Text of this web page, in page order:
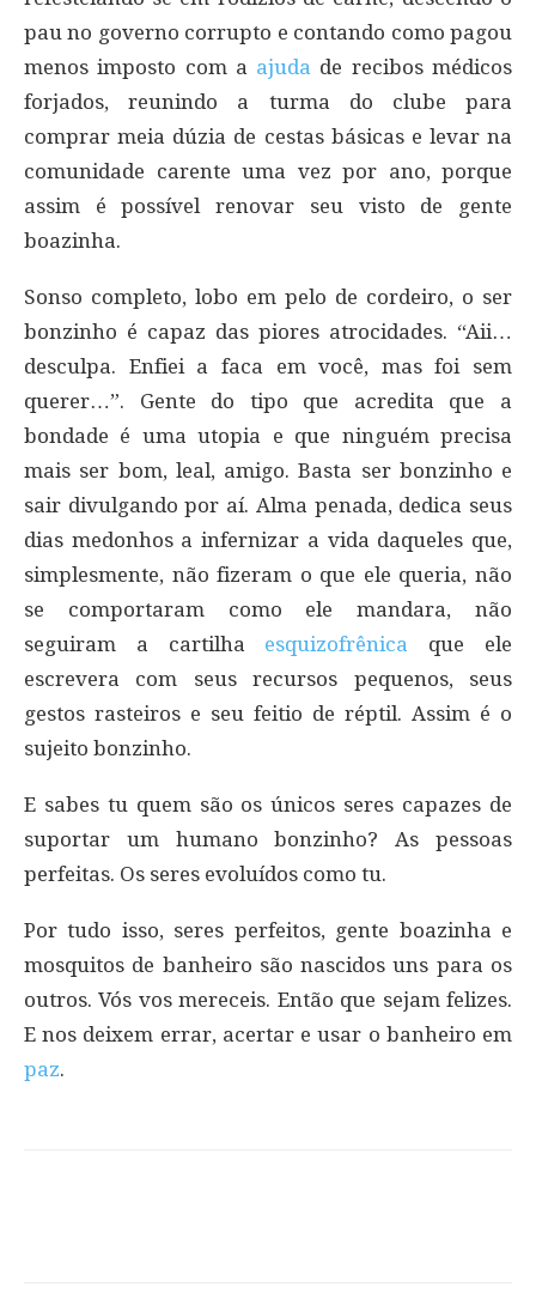
pau no governo corrupto e contando como pagou
menos imposto com a ajuda de recibos médicos
forjados, reunindo a turma do clube para
comprar meia dúzia de cestas básicas e levar na
comunidade carente uma vez por ano, porque
assim é possível renovar seu visto de gente
boazinha.
Sonso completo, lobo em pelo de cordeiro, o ser
bonzinho é capaz das piores atrocidades. “Aii…
desculpa. Enfiei a faca em você, mas foi sem
querer…”. Gente do tipo que acredita que a
bondade é uma utopia e que ninguém precisa
mais ser bom, leal, amigo. Basta ser bonzinho e
sair divulgando por aí. Alma penada, dedica seus
dias medonhos a infernizar a vida daqueles que,
simplesmente, não fizeram o que ele queria, não
se comportaram como ele mandara, não
seguiram a cartilha esquizofrênica
que ele
escrevera com seus recursos pequenos, seus
gestos rasteiros e seu feitio de réptil. Assim é o
sujeito bonzinho.
E sabes tu quem são os únicos seres capazes de
suportar um humano bonzinho? As pessoas
perfeitas. Os seres evoluídos como tu.
Por tudo isso, seres perfeitos, gente boazinha e
mosquitos de banheiro são nascidos uns para os
outros. Vós vos mereceis. Então que sejam felizes.
E nos deixem errar, acertar e usar o banheiro em
paz.